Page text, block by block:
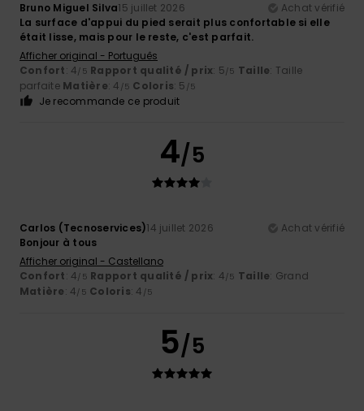
Bruno Miguel Silva15 juillet 2026
Achat vérifié
La surface d'appui du pied serait plus confortable si elle
était lisse, mais pour le reste, c'est parfait.
Afficher original - Português
Confort: 4/5 Rapport qualité / prix: 5/5 Taille: Taille
parfaite Matière: 4 /5 Coloris: 5 /5
Je recommande ce produit
4/5
Carlos (Tecnoservices)14 juillet 2026
Achat vérifié
Bonjour à tous
Afficher original - Castellano
Confort: 4/5 Rapport qualité / prix: 4/5 Taille: Grand
Matière: 4/5 Coloris: 4 /5
5/5